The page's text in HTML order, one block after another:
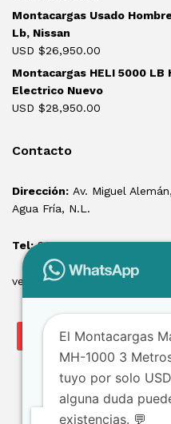
Montacargas Usado
Lb, Nissan
USD $26,950.00
Montacargas HELI 5000 LB
Electrico Nuevo
USD $28,950.00
Contacto
Dirección: Av. Miguel
Agua Fría, N.L.
Tel:81 1550 3100
ventas@losmontacargas.mx
El Montacargas
MH-1000 3
tuyo por solo
alguna duda
existencias. 💬